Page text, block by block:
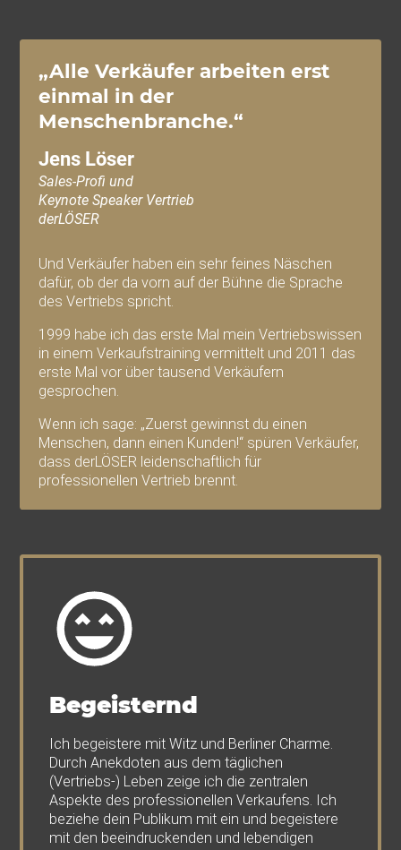
Und Verkäufer haben ein sehr feines Näschen
dafür, ob der da vorn auf der Bühne die Sprache
des Vertriebs spricht.
1999 habe ich das erste Mal mein Vertriebswissen
in einem Verkaufstraining vermittelt und 2011 das
erste Mal vor über tausend Verkäufern
gesprochen.
Wenn ich sage: „Zuerst gewinnst du einen
Menschen, dann einen Kunden!“ spüren Verkäufer,
dass derLÖSER leidenschaftlich für
professionellen Vertrieb brennt.
„Alle Verkäufer arbeiten erst
einmal in der
Menschenbranche.“
Jens Löser
Sales-Profi und
Keynote Speaker Vertrieb
derLÖSER
Begeisternd
Ich begeistere mit Witz und Berliner Charme.
Durch Anekdoten aus dem täglichen
(Vertriebs-) Leben zeige ich die zentralen
Aspekte des professionellen Verkaufens. Ich
beziehe dein Publikum mit ein und begeistere
mit den beeindruckenden und lebendigen